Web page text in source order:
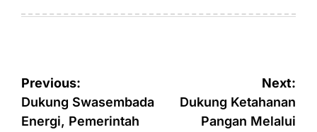
Post
navigation
Previous:
Dukung Swasembada
Energi, Pemerintah
Next:
Dukung Ketahanan
Pangan Melalui